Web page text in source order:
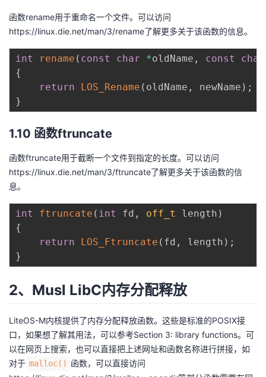
函数rename用于重命名一个文件。可以访问
https://linux.die.net/man/3/rename了解更多关于该函数的信息。
int rename ( const char *oldName , const
char
{
return
LOS_Rename ( oldName , newName ) ;
}
1.10 函数ftruncate
函数ftruncate用于截断一个文件到指定的长度。可以访问
https://linux.die.net/man/3/ftruncate了解更多关于该函数的信
息。
int ftruncate ( int fd , off_t length )
{
return
LOS_Ftruncate ( fd , length ) ;
}
2、Musl LibC内存分配释放
LiteOS-M内核提供了内存分配释放函数。这些是标准的POSIX接
口，如果想了解其用法，可以参考Section 3: library functions。可
以在网页上搜索，也可以直接把上述网址和函数名称进行拼接，如
对于 malloc() 函数，可以直接访问